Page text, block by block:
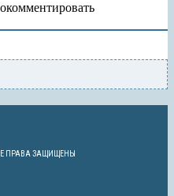
ПРАВА ЗАЩИЩЕНЫ